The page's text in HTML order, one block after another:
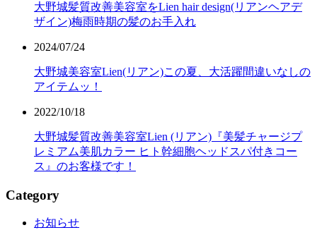
大野城髪質改善美容室をLien hair design(リアンヘアデ
ザイン)梅雨時期の髪のお手入れ
2024/07/24
大野城美容室Lien(リアン)この夏、大活躍間違いなしの
アイテムッ！
2022/10/18
大野城髪質改善美容室Lien (リアン)『美髪チャージプ
レミアム美肌カラー ヒト幹細胞ヘッドスパ付きコー
ス』のお客様です！
Category
お知らせ